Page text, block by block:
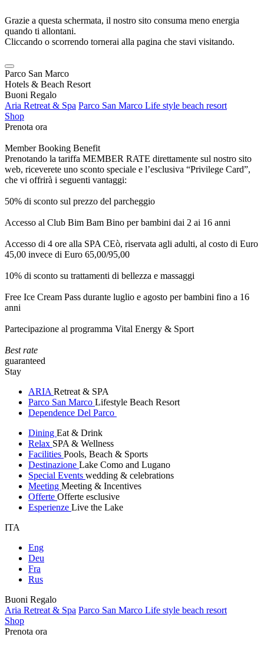
Grazie a questa schermata, il nostro sito consuma meno energia
quando ti allontani.
Cliccando o scorrendo tornerai alla pagina che stavi visitando.
Parco San Marco
Hotels & Beach Resort
Buoni Regalo
Aria Retreat & Spa Parco San Marco Life style beach resort
Shop
Prenota ora
Member Booking Benefit
Prenotando la tariffa MEMBER RATE direttamente sul nostro sito
web, riceverete uno sconto speciale e l’esclusiva “Privilege Card”,
che vi offrirà i seguenti vantaggi:
50% di sconto sul prezzo del parcheggio
Accesso al Club Bim Bam Bino per bambini dai 2 ai 16 anni
Accesso di 4 ore alla SPA CEò, riservata agli adulti, al costo di Euro
45,00 invece di Euro 65,00/95,00
10% di sconto su trattamenti di bellezza e massaggi
Free Ice Cream Pass durante luglio e agosto per bambini fino a 16
anni
Partecipazione al programma Vital Energy & Sport
Best rate
guaranteed
Stay
ARIA Retreat & SPA
Parco San Marco Lifestyle Beach Resort
Dependence Del Parco
Dining Eat & Drink
Relax SPA & Wellness
Facilities Pools, Beach & Sports
Destinazione Lake Como and Lugano
Special Events wedding & celebrations
Meeting Meeting & Incentives
Offerte Offerte esclusive
Esperienze Live the Lake
ITA
Eng
Deu
Fra
Rus
Buoni Regalo
Aria Retreat & Spa Parco San Marco Life style beach resort
Shop
Prenota ora